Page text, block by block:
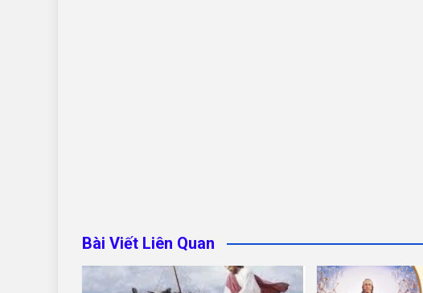
Bài Viết Liên Quan